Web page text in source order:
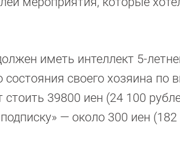
иметь интеллект 5-
своего хозяина
39800 иен (24 100
— около 300 иен (182